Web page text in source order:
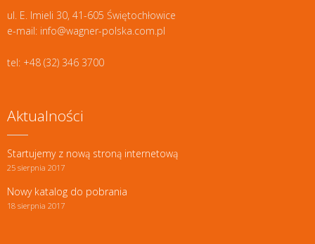
ul. E. Imieli 30, 41-605 Świętochłowice
e-mail: info@wagner-polska.com.pl
tel: +48 (32) 346 3700
Aktualności
Startujemy z nową stroną internetową
25 sierpnia 2017
Nowy katalog do pobrania
18 sierpnia 2017